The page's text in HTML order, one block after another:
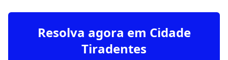
Resolva agora em Cidade
Tiradentes